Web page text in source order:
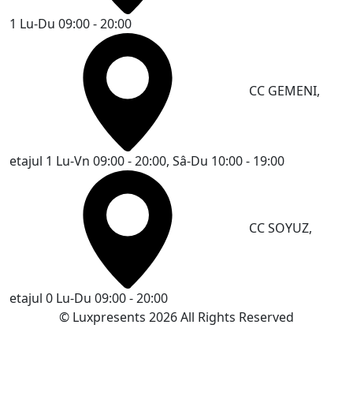
1 Lu-Du 09:00 - 20:00
CC GEMENI,
etajul 1 Lu-Vn 09:00 - 20:00, Sâ-Du 10:00 - 19:00
CC SOYUZ,
etajul 0 Lu-Du 09:00 - 20:00
© Luxpresents 2026 All Rights Reserved